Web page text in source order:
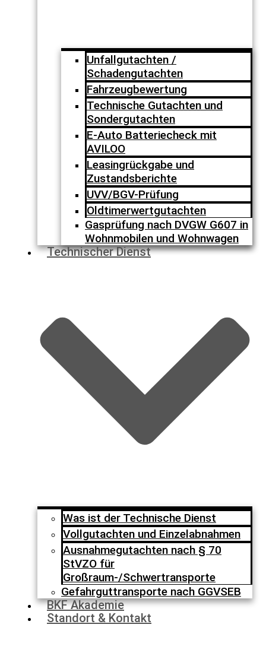
Unfallgutachten /
Schadengutachten
Fahrzeugbewertung
Technische Gutachten und
Sondergutachten
E-Auto Batteriecheck mit
AVILOO
Leasingrückgabe und
Zustandsberichte
UVV/BGV-Prüfung
Oldtimerwertgutachten
Gasprüfung nach DVGW G607 in
Wohnmobilen und Wohnwagen
Technischer Dienst
Was ist der Technische Dienst
Vollgutachten und Einzelabnahmen
Ausnahmegutachten nach § 70
StVZO für
Großraum-/Schwertransporte
Gefahrguttransporte nach GGVSEB
BKF Akademie
Standort & Kontakt